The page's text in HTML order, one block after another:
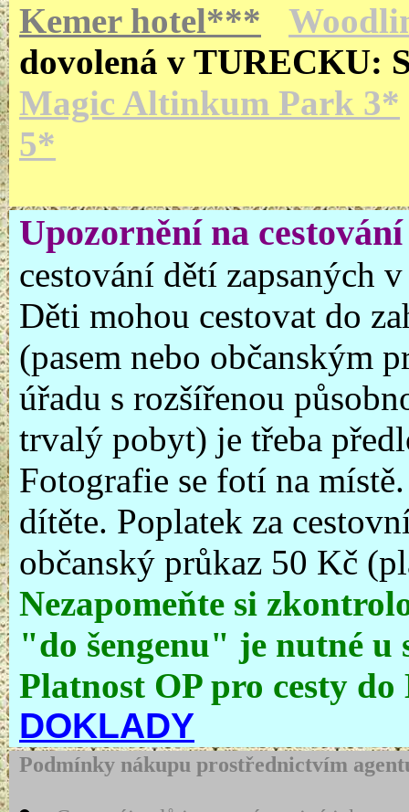
Kemer hotel***
dovolená v TURECKU:
Magic Altinkum Park 3*
5*
Upozornění na
cestování dětí zapsaných
Děti mohou cestovat do
(pasem nebo občanským
úřadu s rozšířenou
trvalý pobyt) je třeba
Fotografie se fotí na
dítěte. Poplatek za
občanský průkaz 50 Kč
Nezapomeňte si
"do šengenu" je nutné
Platnost OP pro cesty
DOKLADY
Podmínky nákupu prostřednictvím